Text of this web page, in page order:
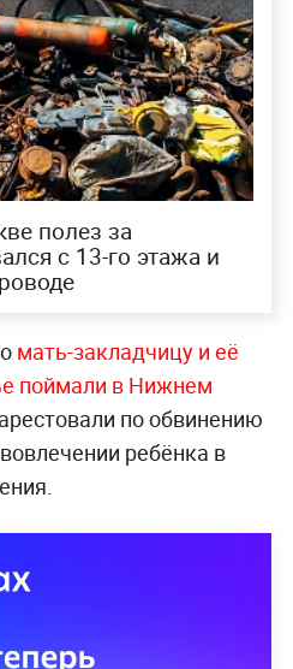
полез за
с 13-го этажа и
мать-закладчицу и её
поймали в Нижнем
по обвинению
ребёнка в